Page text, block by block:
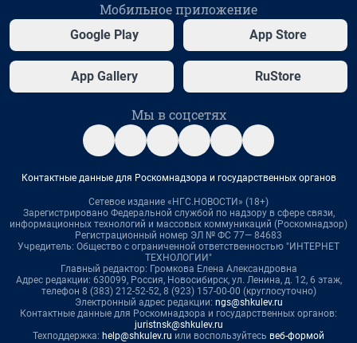
Мобильное приложение
Google Play App Store
App Gallery RuStore
Мы в соцсетях
Контактные данные для Роскомнадзора и государственных органов
Сетевое издание «НГС.НОВОСТИ» (18+)
Зарегистрировано Федеральной службой по надзору в сфере связи,
информационных технологий и массовых коммуникаций (Роскомнадзор)
Регистрационный номер ЭЛ № ФС 77— 84683
Учредитель: Общество с ограниченной ответственностью "ИНТЕРНЕТ
ТЕХНОЛОГИИ"
Главный редактор: Громкова Елена Александровна
Адрес редакции: 630099, Россия, Новосибирск, ул. Ленина, д. 12, 6 этаж,
телефон 8 (383) 212-52-52, 8 (923) 157-00-00 (круглосуточно)
Электронный адрес редакции: ngs@shkulev.ru
Контактные данные для Роскомнадзора и государственных органов:
juristnsk@shkulev.ru
Техподдержка: help@shkulev.ru или воспользуйтесь веб-формой